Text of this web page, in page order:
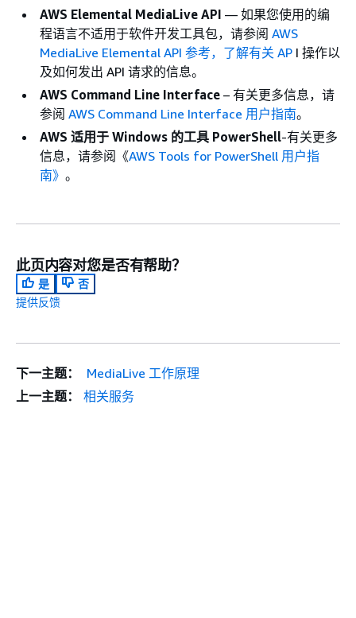
AWS Elemental MediaLive API — 如果您使用的编
程语言不适用于软件开发工具包，请参阅 AWS
MediaLive Elemental API 参考，了解有关 AP I 操作以
及如何发出 API 请求的信息。
AWS Command Line Interface – 有关更多信息，请
参阅 AWS Command Line Interface 用户指南。
AWS 适用于 Windows 的工具 PowerShell-有关更多
信息，请参阅《AWS Tools for PowerShell 用户指
南》 。
此页内容对您是否有帮助？
是
否
提供反馈
下一主题：
MediaLive 工作原理
上一主题：
相关服务